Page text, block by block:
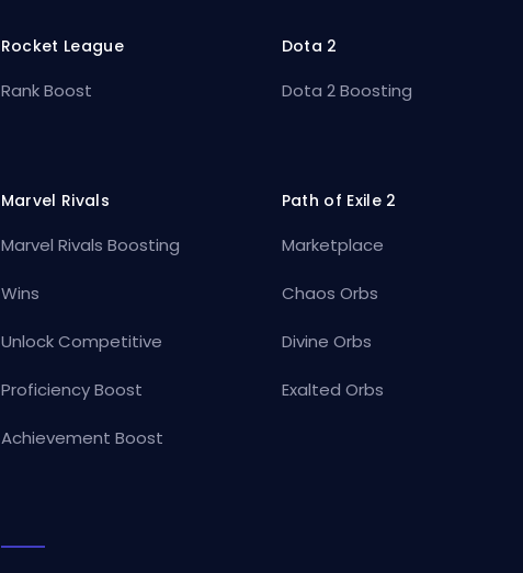
Rocket League
Rank Boost
Dota 2
Dota 2 Boosting
Marvel Rivals
Marvel Rivals Boosting
Wins
Unlock Competitive
Proficiency Boost
Achievement Boost
Path of Exile 2
Marketplace
Chaos Orbs
Divine Orbs
Exalted Orbs